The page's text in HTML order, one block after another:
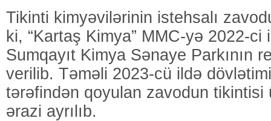
Tikinti kimyəvilərinin istehsalı
ki, “Kartaş Kimya” MMC-yə 2022-ci
Sumqayıt Kimya Sənaye Parkının
verilib. Təməli 2023-cü ildə
tərəfindən qoyulan zavodun tikintisi
ərazi ayrılıb.